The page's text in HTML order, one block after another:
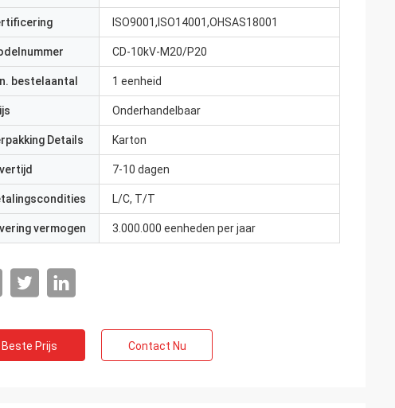
ISO9001,ISO14001,OHSAS18001
CD-10kV-M20/P20
bestelaantal 1 eenheid
Onderhandelbaar
Details Karton
7-10 dagen
L/C, T/T
vermogen 3.000.000 eenheden per jaar
Beste Prijs Contact Nu